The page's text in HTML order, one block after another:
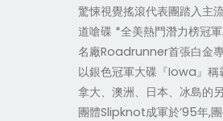
驚悚視覺搖滾代表團踏入主
道嗆碟 *全美熱門潛力榜冠
名廠Roadrunner首張白金
以銀色冠軍大碟『Iowa』稱
拿大、澳洲、日本、冰島的
團體Slipknot成軍於’95年,